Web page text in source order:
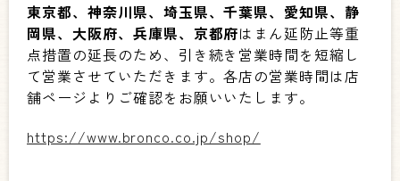
東京都、神奈川県、埼玉県、千葉県、愛知県、静
岡県、大阪府、兵庫県、京都府はまん延防止等重
点措置の延長のため、引き続き営業時間を短縮し
て営業させていただきます。各店の営業時間は店
舗ページよりご確認をお願いいたします。
https://www.bronco.co.jp/shop/